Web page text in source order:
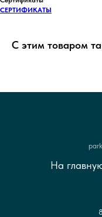
СЕРТИФИКАТЫ
С этим товаром
На